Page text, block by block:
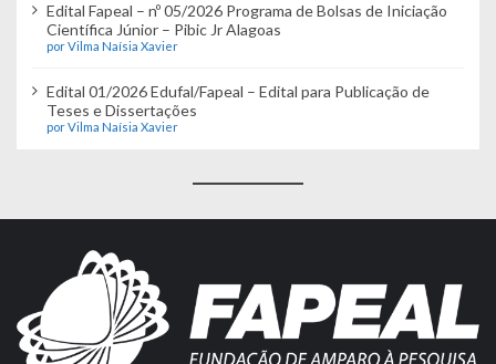
Edital Fapeal – nº 05/2026 Programa de Bolsas de Iniciação
Científica Júnior – Pibic Jr Alagoas
por Vilma Naísia Xavier
Edital 01/2026 Edufal/Fapeal – Edital para Publicação de
Teses e Dissertações
por Vilma Naísia Xavier